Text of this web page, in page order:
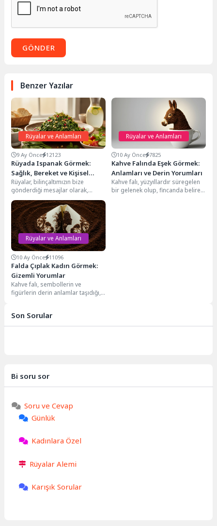
GÖNDER
Benzer Yazılar
Rüyalar ve Anlamları
9 Ay Önce 12123
Rüyada Ispanak Görmek:
Sağlık, Bereket ve Kişisel
Gelişim Anlamları
Rüyalar, bilinçaltımızın bize
gönderdiği mesajlar olarak,
hayatımızdaki gizli kalmış arzuları,
korkuları ve potansiyelleri
aydınlatır. Bu...
Rüyalar ve Anlamları
10 Ay Önce 7825
Kahve Falında Eşek Görmek:
Anlamları ve Derin Yorumları
Kahve falı, yüzyıllardır süregelen
bir gelenek olup, fincanda beliren
Rüyalar ve Anlamları
10 Ay Önce 11096
Falda Çıplak Kadın Görmek:
Gizemli Yorumlar
Kahve falı, sembollerin ve
figürlerin derin anlamlar taşıdığı,
Son Sorular
Bi soru sor
Soru ve Cevap
Günlük
Kadınlara Özel
Rüyalar Alemi
Karışık Sorular